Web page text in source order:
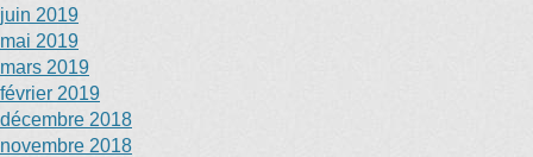
juin 2019
mai 2019
mars 2019
février 2019
décembre 2018
novembre 2018